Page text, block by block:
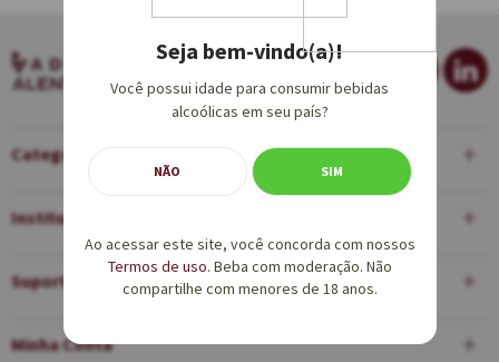
Categorias
Institucional
Suporte
Minha Conta
Seja bem-vindo(a)!
Você possui idade para consumir bebidas
alcoólicas em seu país?
NÃO SIM
Ao acessar este site, você concorda com nossos
Termos de uso. Beba com moderação. Não
compartilhe com menores de 18 anos.